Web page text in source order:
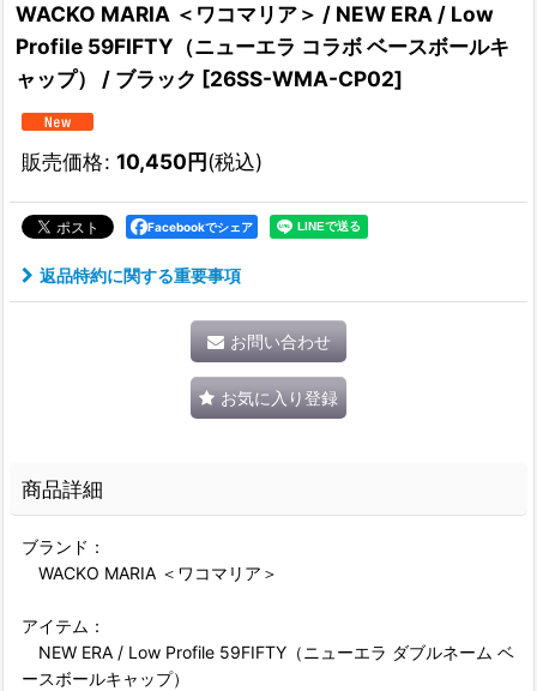
WACKO MARIA ＜ワコマリア＞ / NEW ERA / Low
Profile 59FIFTY（ニューエラ コラボ ベースボールキ
ャップ） / ブラック [26SS-WMA-CP02]
販売価格: 10,450円(税込)
Facebookでシェア
返品特約に関する重要事項
お問い合わせ
お気に入り登録
商品詳細
ブランド：
WACKO MARIA ＜ワコマリア＞
アイテム：
NEW ERA / Low Profile 59FIFTY（ニューエラ ダブルネーム ベ
ースボールキャップ）